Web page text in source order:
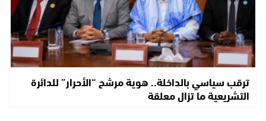
ترقب سياسي بالداخلة.. هوية مرشح “الأحرار” للدائرة
التشريعية ما تزال معلقة